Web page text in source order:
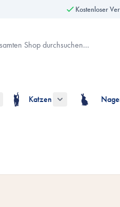
Kostenloser
Untermenü für die Kategorie Hunde
Katzen
Untermenü für